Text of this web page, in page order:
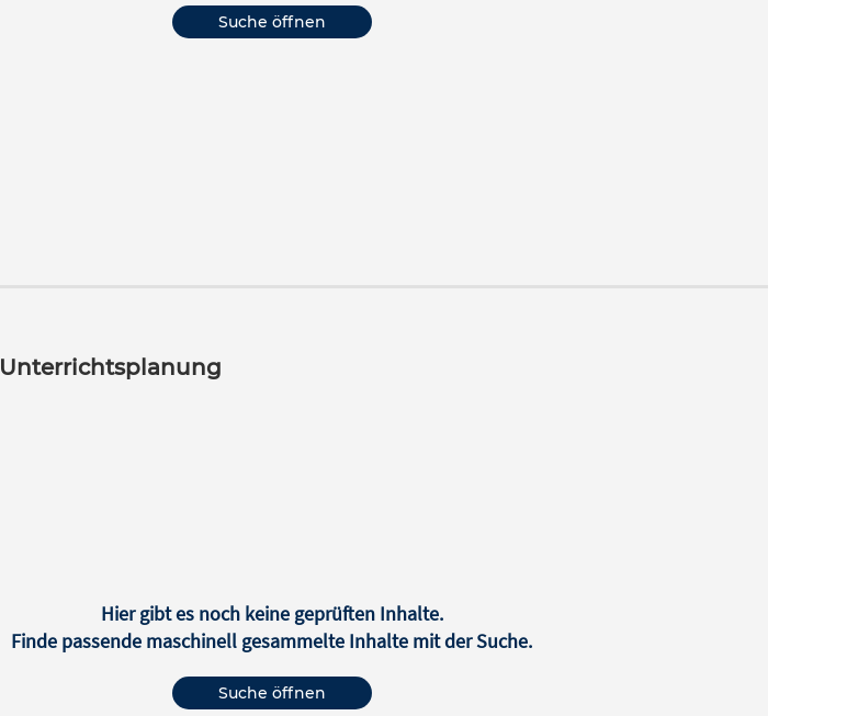
Suche öffnen
Unterrichtsplanung
Hier gibt es noch keine geprüften Inhalte.
Finde passende maschinell gesammelte Inhalte mit der Suche.
Suche öffnen